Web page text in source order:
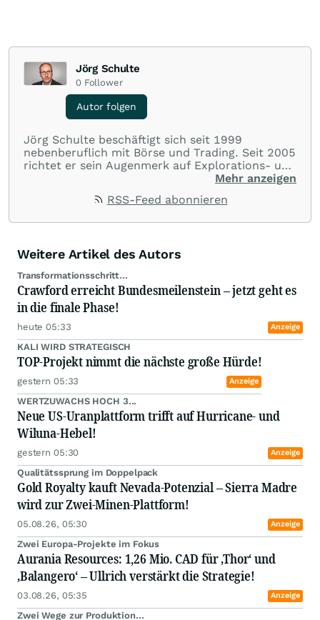
Jörg Schulte
0 Follower
Autor folgen
Jörg Schulte beschäftigt sich seit 1999
nebenberuflich mit Börse und Trading. Seit 2005
richtet er sein Augenmerk auf Explorations- und
Bergbauunternehmen und analysiert täglich die
Community-Mitglied auf wallstreet:online aktiv.
Mehr anzeigen
RSS-Feed abonnieren
Weitere Artikel des Autors
Transformationsschritt...
Crawford erreicht Bundesmeilenstein – jetzt geht es
in die finale Phase!
heute 05:33 Anzeige
KALI WIRD STRATEGISCH
TOP-Projekt nimmt die nächste große Hürde!
gestern 05:33 Anzeige
WERTZUWACHS HOCH 3...
Neue US-Uranplattform trifft auf Hurricane- und
Wiluna-Hebel!
gestern 05:30 Anzeige
Qualitätssprung im Doppelpack
Gold Royalty kauft Nevada-Potenzial – Sierra Madre
wird zur Zwei-Minen-Plattform!
05.08.26, 05:30 Anzeige
Zwei Europa-Projekte im Fokus
Aurania Resources: 1,26 Mio. CAD für ‚Thor‘ und
‚Balangero‘ – Ullrich verstärkt die Strategie!
03.08.26, 05:35 Anzeige
Zwei Wege zur Produktion...